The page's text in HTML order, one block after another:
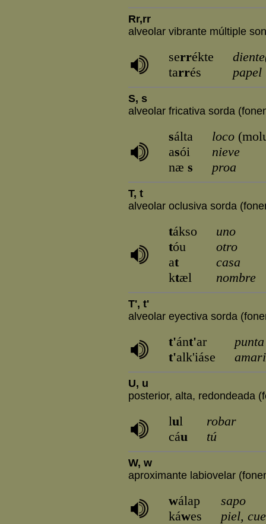
Rr,rr
alveolar vibrante múltiple
serrékte
tarrés
papel
S, s
alveolar fricativa sorda
sálta
asói
næ s
loco
nieve
proa
T, t
alveolar oclusiva sorda
tákso
tóu
at
ktæl
uno
otro
casa
nombre
T', t'
alveolar eyectiva sorda
t'ánt'ar
t'alk'iáse
U, u
posterior, alta, redondeada
lul
cáu
robar
tú
W, w
aproximante labiovelar
wálap
káwes
sapo
piel,